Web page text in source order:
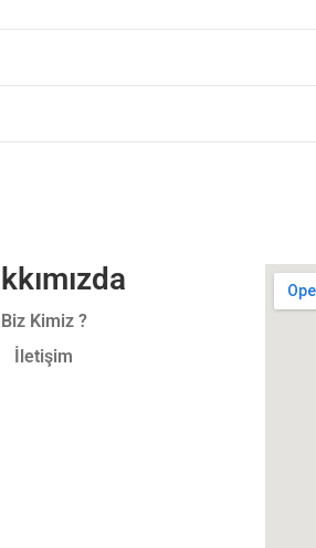
Biz Kimiz ?
İletişim